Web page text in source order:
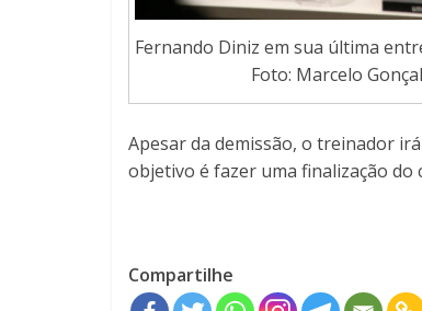
Fernando Diniz em sua última
Foto: Marcelo
Apesar da demissão, o treinador
objetivo é fazer uma finalização do
Compartilhe